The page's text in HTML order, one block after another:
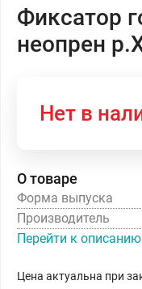
Фиксатор
неопрен
Нет в
О товаре
Форма выпуска
Производитель
Перейти к описанию
Цена актуальна при